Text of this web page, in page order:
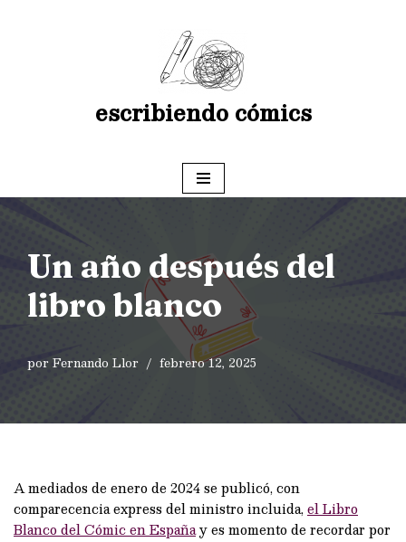
escribiendo cómics
Un año después del
libro blanco
porFernando Llor febrero 12, 2025
A mediados de enero de 2024 se publicó, con
comparecencia express del ministro incluida,el Libro
Blanco del Cómic en Españay es momento de recordar por